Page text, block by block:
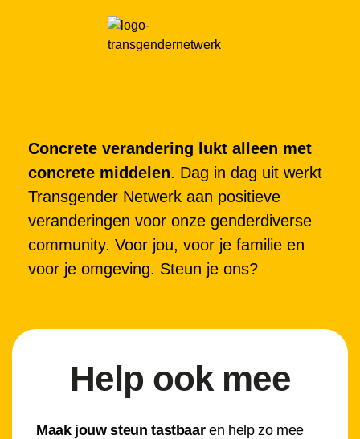
Concrete verandering lukt alleen met
concrete middelen. Dag in dag uit werkt
Transgender Netwerk aan positieve
veranderingen voor onze genderdiverse
community. Voor jou, voor je familie en
voor je omgeving. Steun je ons?
Help ook mee
Maak jouw steun tastbaaren help zo mee